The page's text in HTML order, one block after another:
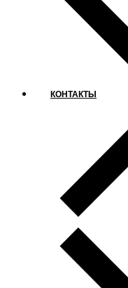
КОНТАКТЫ